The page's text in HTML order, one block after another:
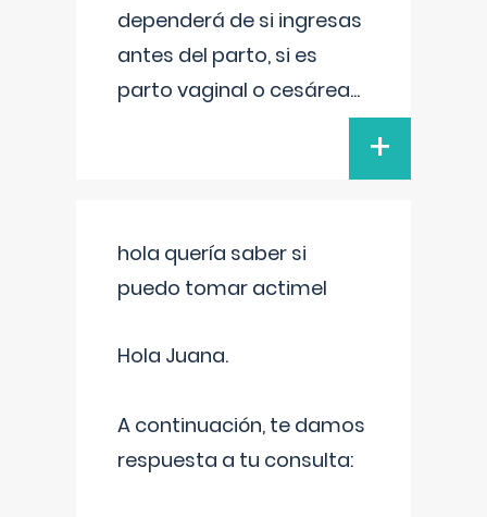
dependerá de si ingresas
antes del parto, si es
parto vaginal o cesárea...
+
hola quería saber si
puedo tomar actimel
Hola Juana.
A continuación, te damos
respuesta a tu consulta: